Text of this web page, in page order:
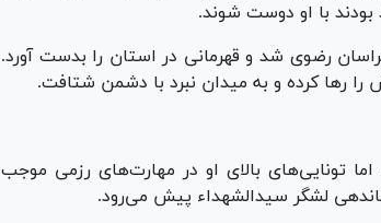
بودند با او دوست شوند.
رضوی شد و قهرمانی در استان را بدست آورد.
رها کرده و به میدان نبرد با دشمن شتافت.
تونایی‌های بالای او در مهارت‌های رزمی موجب
لشگر سیدالشهداء پیش می‌رود.